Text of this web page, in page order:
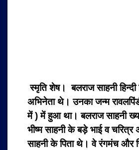
स्मृति शेष। बलराज साहनी
अभिनेता थे। उनका जन्म
में ) में हुआ था। बलराज साहनी
भीष्म साहनी के बड़े भाई व चरित्र
साहनी के पिता थे। वे रंगमंच और